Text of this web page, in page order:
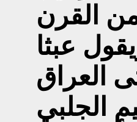
القرن
عبثا
العراق
الجلبي